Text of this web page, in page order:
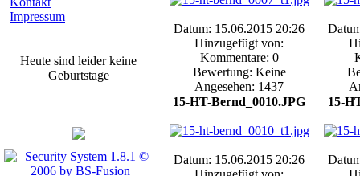
Impressum
Heute sind leider keine
Geburtstage
Datum: 15.06.2015 20:26
Hinzugefügt von:
Kommentare: 0
Bewertung: Keine
Angesehen: 1437
15-HT-Bernd_0010.JPG
Datum: 15.06.2015 20:26
15-